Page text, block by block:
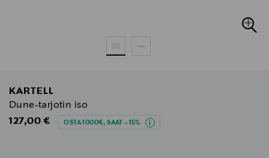
KARTELL
Dune-tarjotin iso
Original Price
127,00 € OSTA 1000€, SAAT –15%